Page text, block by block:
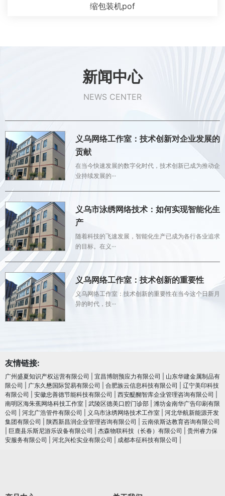
缩包装机pof
新闻中心
NEWS CENTER
义乌网络工作室：技术创新对企业发展的
贡献
在当今快速发展的数字化时代，技术创新已成为推动企
业持续发展的···
义乌市泳绣网络技术：如何实现智能化生
产
随着科技的飞速发展，智能化生产已成为各行各业追求
的目标。在义···
义乌网络工作室：技术创新的重要性
义乌网络工作室：技术创新的重要性在当今这个日新月
异的时代，技···
友情链接:
广州盛夏知识产权运营有限公司 宜昌博朗预应力有限公司
山东华建金属制品有
限公司
广东久懋国际贸易有限公司 合肥族云信息科技有限公司
辽宁美印科技
有限公司
安徽忠善德节能科技有限公司 西安醍醐智库企业管理咨询有限公司
南明区海朱蕉网络科技工作室
武陵区德美口腔门诊部
潍坊金南华广告印刷有限
公司
河北广浩管件有限公司 义乌市泳绣网络技术工作室
河北华航新能源开发
集团有限公司
陕西新昌润企业管理咨询有限公司
云南依斯达教育咨询有限公司
巨鹿县乐斯尼游乐设备有限公司 杰森物联科技（长春）有限公司
贵州睿力保
安服务有限公司
河北兴松实业有限公司 成都本征科技有限公司